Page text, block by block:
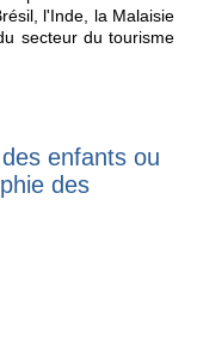
l'Inde, la Malaisie
secteur du tourisme
enfants ou
des